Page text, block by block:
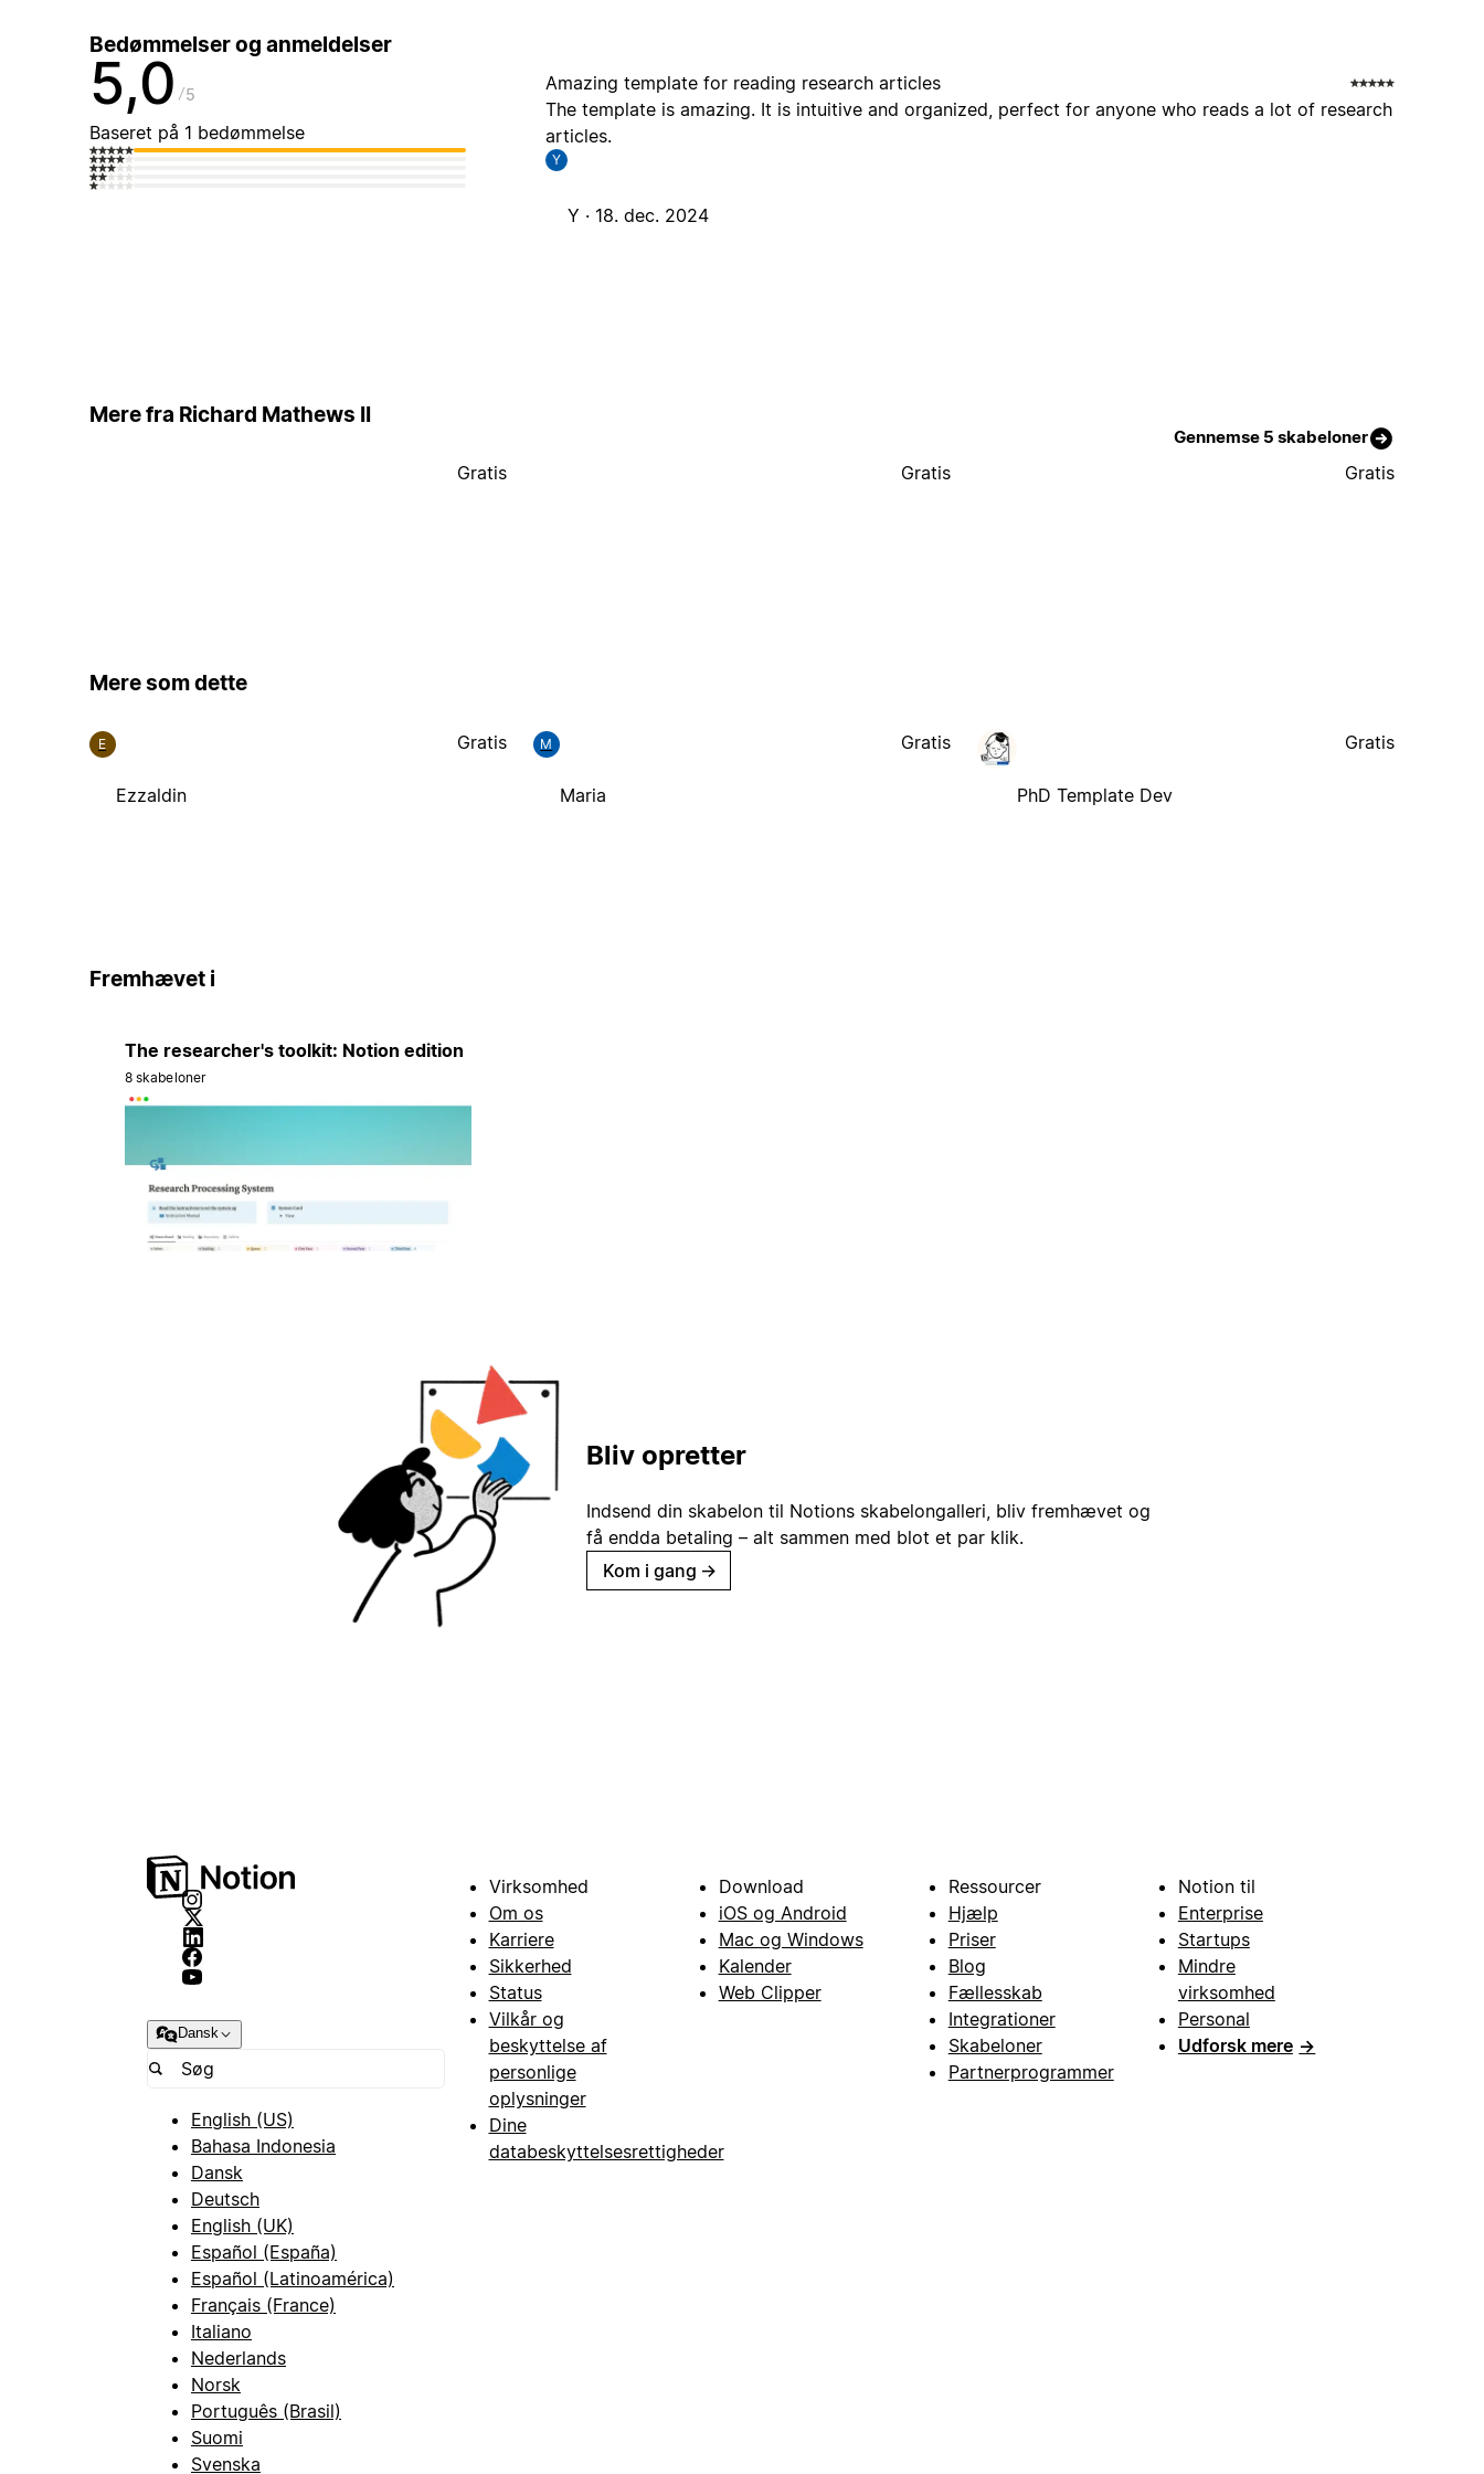
Bedømmelser og anmeldelser
5,0 5
Baseret på 1 bedømmelse
Amazing template for reading research articles
The template is amazing. It is intuitive and organized, perfect for anyone who reads a lot of research
articles.
Y
Y · 18. dec. 2024
Mere fra Richard Mathews II
Gennemse 5 skabeloner
Gratis Gratis Gratis
Mere som dette
E
Ezzaldin
Gratis M
Maria
Gratis
PhD Template Dev
Gratis
Fremhævet i
The researcher's toolkit: Notion edition
8 skabeloner
Bliv opretter
Indsend din skabelon til Notions skabelongalleri, bliv fremhævet og
få endda betaling – alt sammen med blot et par klik.
Kom i gang →
Dansk
English (US)
Bahasa Indonesia
Dansk
Deutsch
English (UK)
Español (España)
Español (Latinoamérica)
Français (France)
Italiano
Nederlands
Norsk
Português (Brasil)
Suomi
Svenska
Virksomhed
Om os
Karriere
Sikkerhed
Status
Vilkår og
beskyttelse af
personlige
oplysninger
Dine
databeskyttelsesrettigheder
Download
iOS og Android
Mac og Windows
Kalender
Web Clipper
Ressourcer
Hjælp
Priser
Blog
Fællesskab
Integrationer
Skabeloner
Partnerprogrammer
Notion til
Enterprise
Startups
Mindre
virksomhed
Personal
Udforsk mere →